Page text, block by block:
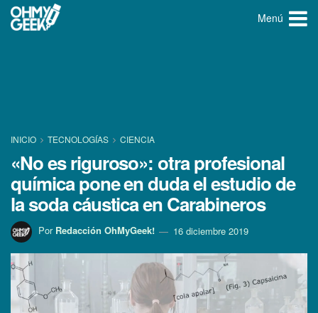
Menú
INICIO TECNOLOGÍ­AS CIENCIA
«No es riguroso»: otra profesional
quí­mica pone en duda el estudio de
la soda cáustica en Carabineros
Por Redacción OhMyGeek! 16 diciembre 2019